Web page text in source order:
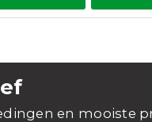
en mooiste